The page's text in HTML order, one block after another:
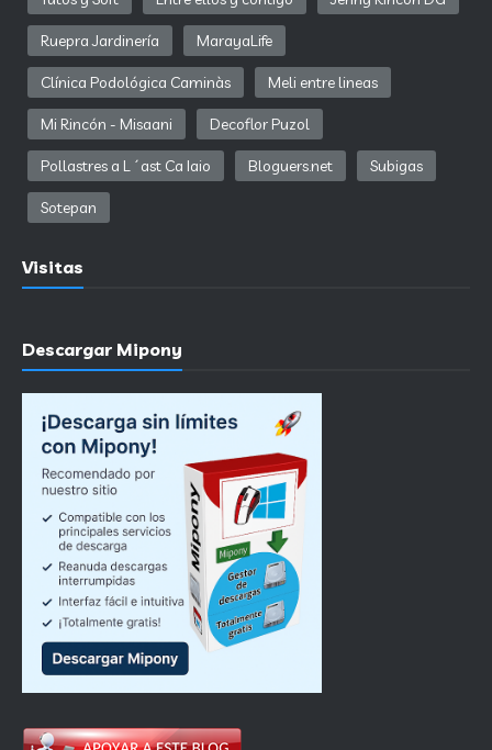
Ruepra Jardinería MarayaLife
Clínica Podológica Caminàs Meli entre lineas
Mi Rincón - Misaani Decoflor Puzol
Pollastres a L´ast Ca Iaio Bloguers.net Subigas
Sotepan
Visitas
Descargar Mipony